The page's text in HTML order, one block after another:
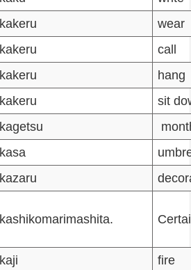
kakeru
wear
kakeru
call
kakeru
hang
kakeru
sit
kagetsu
kasa
kazaru
kashikomarimashita.
kaji
fire